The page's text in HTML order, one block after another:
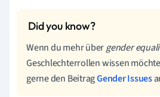
Wenn du mehr übergender
Geschlechterrollen wissen
gerne den BeitragGender Issues